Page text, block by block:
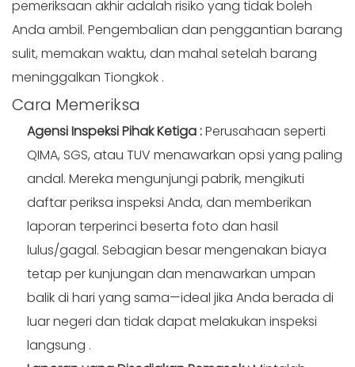
pemeriksaan akhir adalah risiko yang tidak boleh
Anda ambil. Pengembalian dan penggantian barang
sulit, memakan waktu, dan mahal setelah barang
meninggalkan Tiongkok .
Cara Memeriksa
Agensi Inspeksi Pihak Ketiga :Perusahaan seperti
QIMA, SGS, atau TUV menawarkan opsi yang paling
andal. Mereka mengunjungi pabrik, mengikuti
daftar periksa inspeksi Anda, dan memberikan
laporan terperinci beserta foto dan hasil
lulus/gagal. Sebagian besar mengenakan biaya
tetap per kunjungan dan menawarkan umpan
balik di hari yang sama—ideal jika Anda berada di
luar negeri dan tidak dapat melakukan inspeksi
langsung .